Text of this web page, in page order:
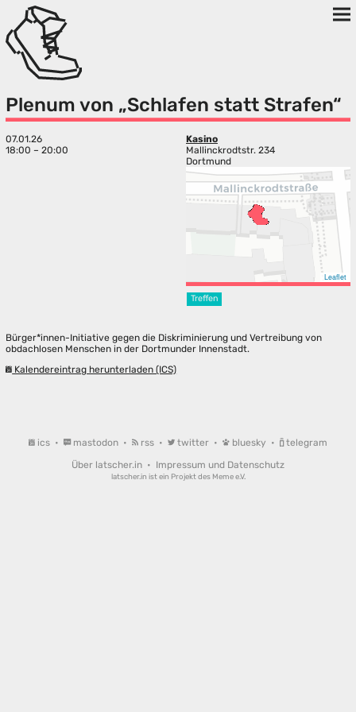
Plenum von „Schlafen statt Strafen“
07.01.26
18:00 – 20:00
Kasino
Mallinckrodtstr. 234
Dortmund
Leaflet
Treffen
Bürger*innen-Initiative gegen die Diskriminierung und Vertreibung von
obdachlosen Menschen in der Dortmunder Innenstadt.
Kalendereintrag herunterladen (ICS)
ics • mastodon • rss • twitter • bluesky •
telegram
Über latscher.in • Impressum und Datenschutz
latscher.in ist ein Projekt des Meme e.V.